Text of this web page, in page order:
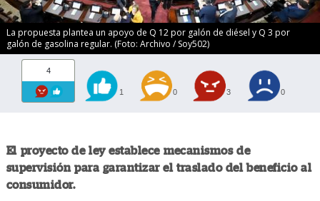
La propuesta plantea un apoyo de Q 12 por galón de diésel y Q 3 por
galón de gasolina regular. (Foto: Archivo / Soy502)
4
1 0 3 0
El proyecto de ley establece mecanismos de
supervisión para garantizar el traslado del beneficio al
consumidor.